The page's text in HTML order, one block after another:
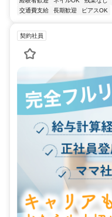
交通費支給
長期歓迎 ピアスOK
契約社員